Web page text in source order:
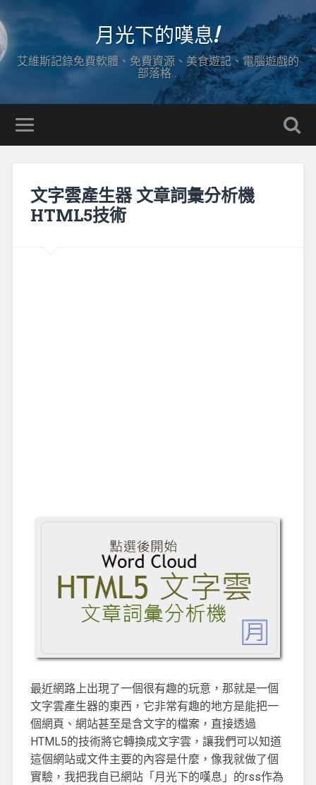
月光下的嘆息!
艾維斯記錄免費軟體、免費資源、美食遊記、電腦遊戲的
部落格…
文字雲產生器 文章詞彙分析機
HTML5技術
最近網路上出現了一個很有趣的玩意，那就是一個
文字雲產生器的東西，它非常有趣的地方是能把一
個網頁、網站甚至是含文字的檔案，直接透過
HTML5的技術將它轉換成文字雲，讓我們可以知道
這個網站或文件主要的內容是什麼，像我就做了個
實驗，我把我自已網站「月光下的嘆息」的rss作為